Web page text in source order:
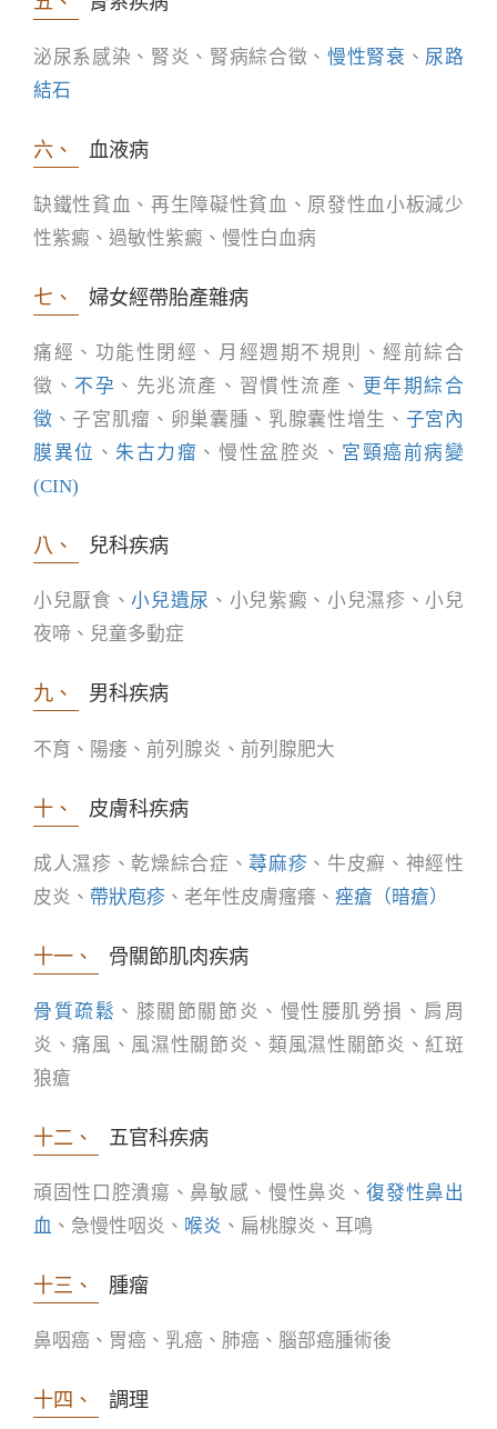
泌尿系感染、腎炎、腎病綜合徵、 慢性腎衰 、 尿路
結石
六、 血液病
缺鐵性貧血、再生障礙性貧血、原發性血小板減少
性紫癜、過敏性紫癜、慢性白血病
七、 婦女經帶胎產雜病
痛經、功能性閉經、月經週期不規則、經前綜合
徵、 不孕 、先兆流產、習慣性流產、 更年期綜合
徵 、子宮肌瘤、卵巢囊腫、乳腺囊性增生、 子宮內
膜異位 、朱古力瘤 、慢性盆腔炎、 宮頸癌前病變
(CIN)
八、 兒科疾病
小兒厭食、小兒遺尿 、小兒紫癜、小兒濕疹、小兒
夜啼、兒童多動症
九、 男科疾病
不育、陽痿、前列腺炎、前列腺肥大
十、 皮膚科疾病
成人濕疹、乾燥綜合症、蕁麻疹 、牛皮癬、神經性
皮炎、 帶狀庖疹 、老年性皮膚瘙癢、 痤瘡（暗瘡）
十一、 骨關節肌肉疾病
骨質疏鬆 、膝關節關節炎、慢性腰肌勞損、肩周
炎、痛風、風濕性關節炎、類風濕性關節炎、紅斑
狼瘡
十二、 五官科疾病
頑固性口腔潰瘍、鼻敏感、慢性鼻炎、復發性鼻出
血 、急慢性咽炎、 喉炎 、扁桃腺炎、耳鳴
十三、 腫瘤
鼻咽癌、胃癌、乳癌、肺癌、腦部癌腫術後
十四、 調理